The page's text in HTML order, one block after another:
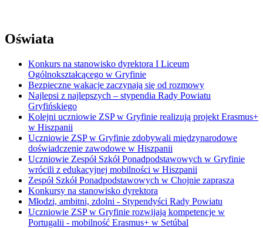
Oświata
Konkurs na stanowisko dyrektora I Liceum
Ogólnokształcącego w Gryfinie
Bezpieczne wakacje zaczynają się od rozmowy
Najlepsi z najlepszych – stypendia Rady Powiatu
Gryfińskiego
Kolejni uczniowie ZSP w Gryfinie realizują projekt Erasmus+
w Hiszpanii
Uczniowie ZSP w Gryfinie zdobywali międzynarodowe
doświadczenie zawodowe w Hiszpanii
Uczniowie Zespół Szkół Ponadpodstawowych w Gryfinie
wrócili z edukacyjnej mobilności w Hiszpanii
Zespół Szkół Ponadpodstawowych w Chojnie zaprasza
Konkursy na stanowisko dyrektora
Młodzi, ambitni, zdolni - Stypendyści Rady Powiatu
Uczniowie ZSP w Gryfinie rozwijają kompetencje w
Portugalii - mobilność Erasmus+ w Setúbal